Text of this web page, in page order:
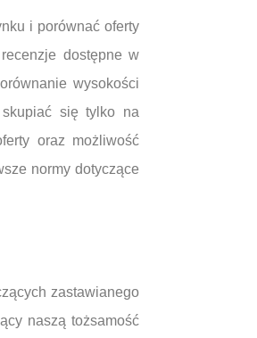
i porównać oferty
dostępne w
wysokości
skupiać się tylko na
oraz możliwość
normy dotyczące
zastawianego
naszą tożsamość